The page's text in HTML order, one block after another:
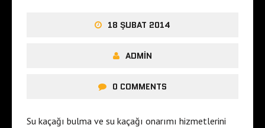
18 ŞUBAT 2014
ADMIN
0 COMMENTS
Su kaçağı bulma ve su kaçağı onarımı hizmetlerini